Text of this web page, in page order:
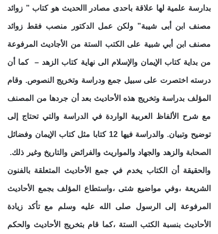
بدارسة علمية لها علاقة باحدى مصادر االحديث هو كتاب ” زوائد
مصنف ابن أبى شيبة” ولكن عمل الدكتور منصب فقط زوائد
مصنف ابن أبي شبية على الكتب الستة من الأجاديث المرفوعة
من بداية كتاب الإيمان والإسلام الى نهاية كتاب الزهد – كما أن
درسته اختصرت على سبيل جمع ودراسة وتخريج النصوص. وقام
المؤلف بدراسة وتخريج هذه الأحاديث بعد أن جردها من المصنف
مع شرح الألفاظ العربية الواردة في الدراسة والتي تحتاج إلى
توضيح وتبيان. والدراسة فيها 12 كتابا مثل كتاب الإيمان وفضائل
الصحابة والزهد والجهاد والمواريث والفرائض والتاريخ وغير ذلك.
والحقيقة أن الكتاب يخدم في جمع الأحاديث المتعلقة بالفنون
الشريعة ،وفي مواضيع شتى ،واستطاع المؤلف بجمع الأحاديث
المرفوعة إلى الرسول صلى الله عليه وسلم مع تأكد زيادة
الأحاديث بنسبة الكتب الستة ،كما قام بتخريج الأحاديث والحكم